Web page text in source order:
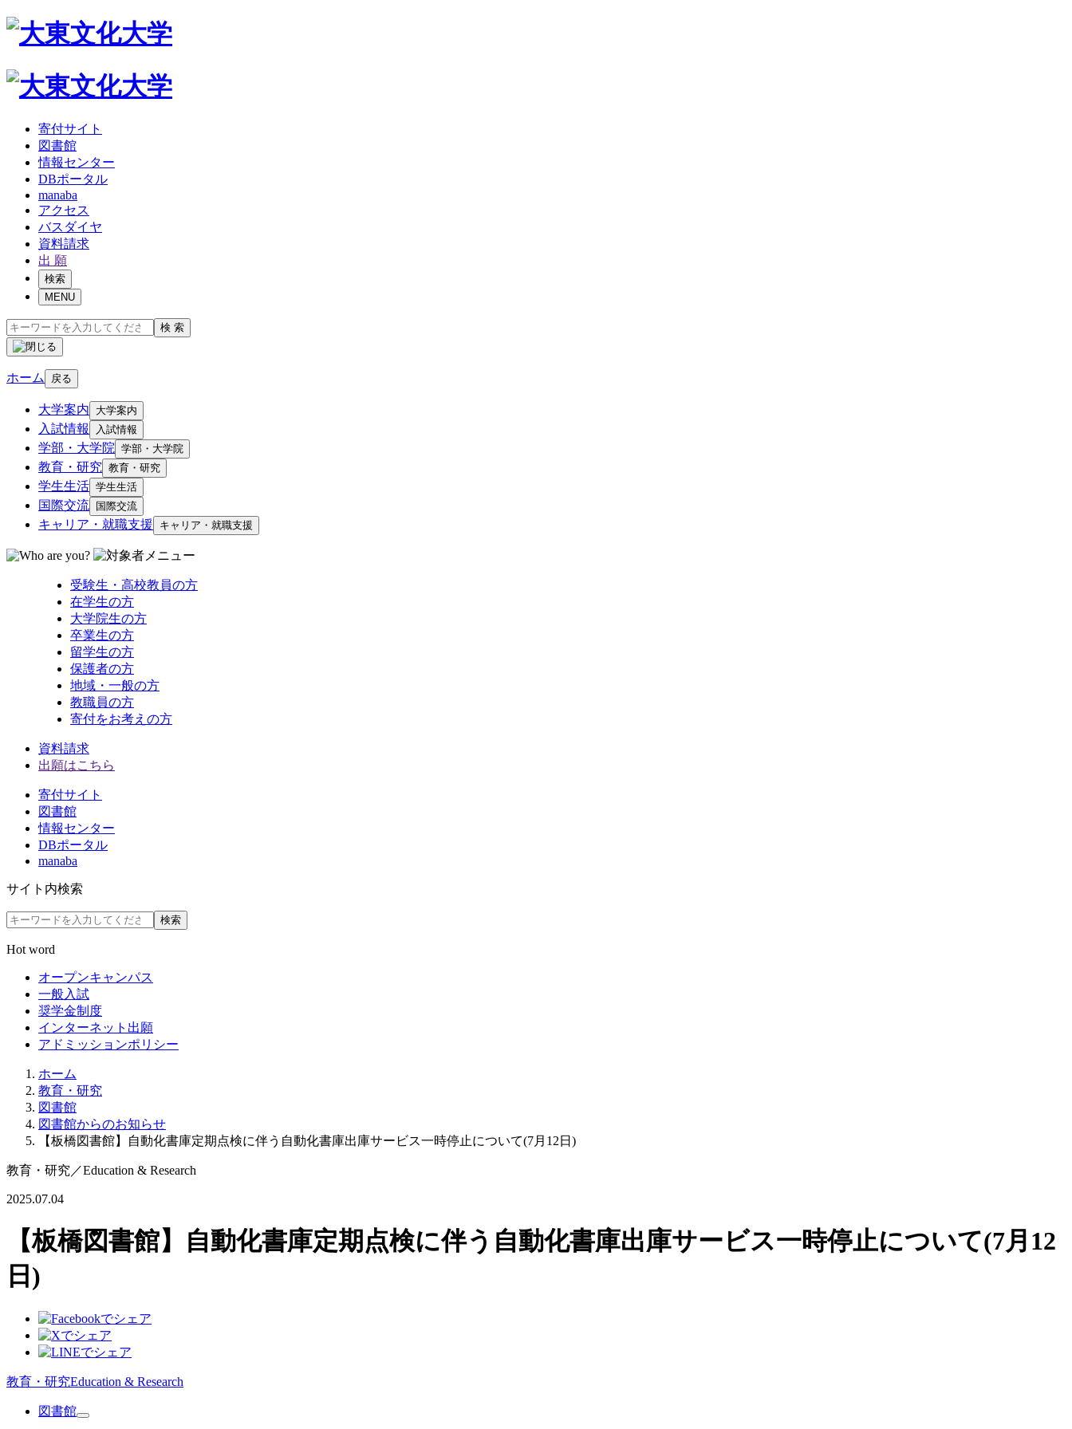
寄付サイト
図書館
情報センター
DBポータル
manaba
アクセス
バスダイヤ
資料請求
出 願
検索
MENU
検 索
ホーム 戻る
大学案内 大学案内
入試情報 入試情報
学部・大学院 学部・大学院
教育・研究 教育・研究
学生生活 学生生活
国際交流 国際交流
キャリア・就職支援 キャリア・就職支援
受験生・高校教員の方
在学生の方
大学院生の方
卒業生の方
留学生の方
保護者の方
地域・一般の方
教職員の方
寄付をお考えの方
資料請求
出願はこちら
寄付サイト
図書館
情報センター
DBポータル
manaba
サイト内検索
検索
Hot word
オープンキャンパス
一般入試
奨学金制度
インターネット出願
アドミッションポリシー
ホーム
教育・研究
図書館
図書館からのお知らせ
【板橋図書館】自動化書庫定期点検に伴う自動化書庫出庫サービス一時停止について(7月12日)
教育・研究 ／Education & Research
2025.07.04
【板橋図書館】自動化書庫定期点検に伴う自動化書庫出庫サービス一時停止について(7月12
日)
教育・研究Education & Research
図書館